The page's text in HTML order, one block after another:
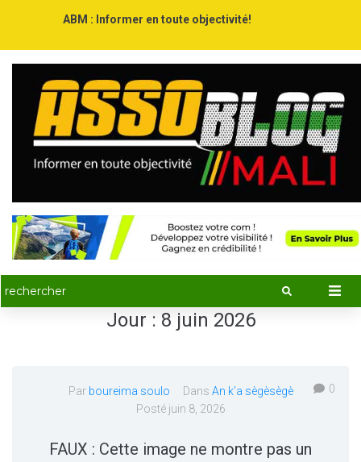
ABM : Informer en toute objectivité!
Jour : 8 juin 2026
0
Par boureima soulo Dans An k’a sègèsègè
Posté juin 8, 2026
FAUX : Cette image ne montre pas un